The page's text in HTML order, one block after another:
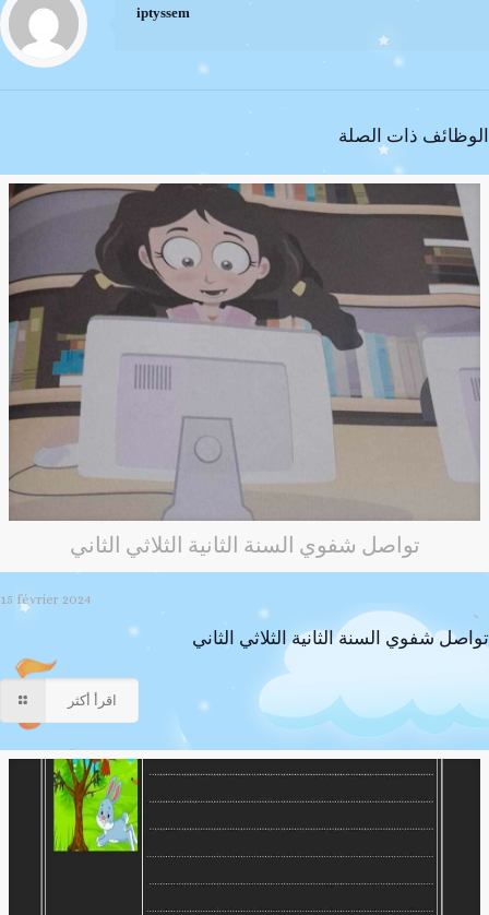
iptyssem
الوظائف ذات الصلة
تواصل شفوي السنة الثانية الثلاثي الثاني
15 février 2024
تواصل شفوي السنة الثانية الثلاثي الثاني
اقرأ أكثر